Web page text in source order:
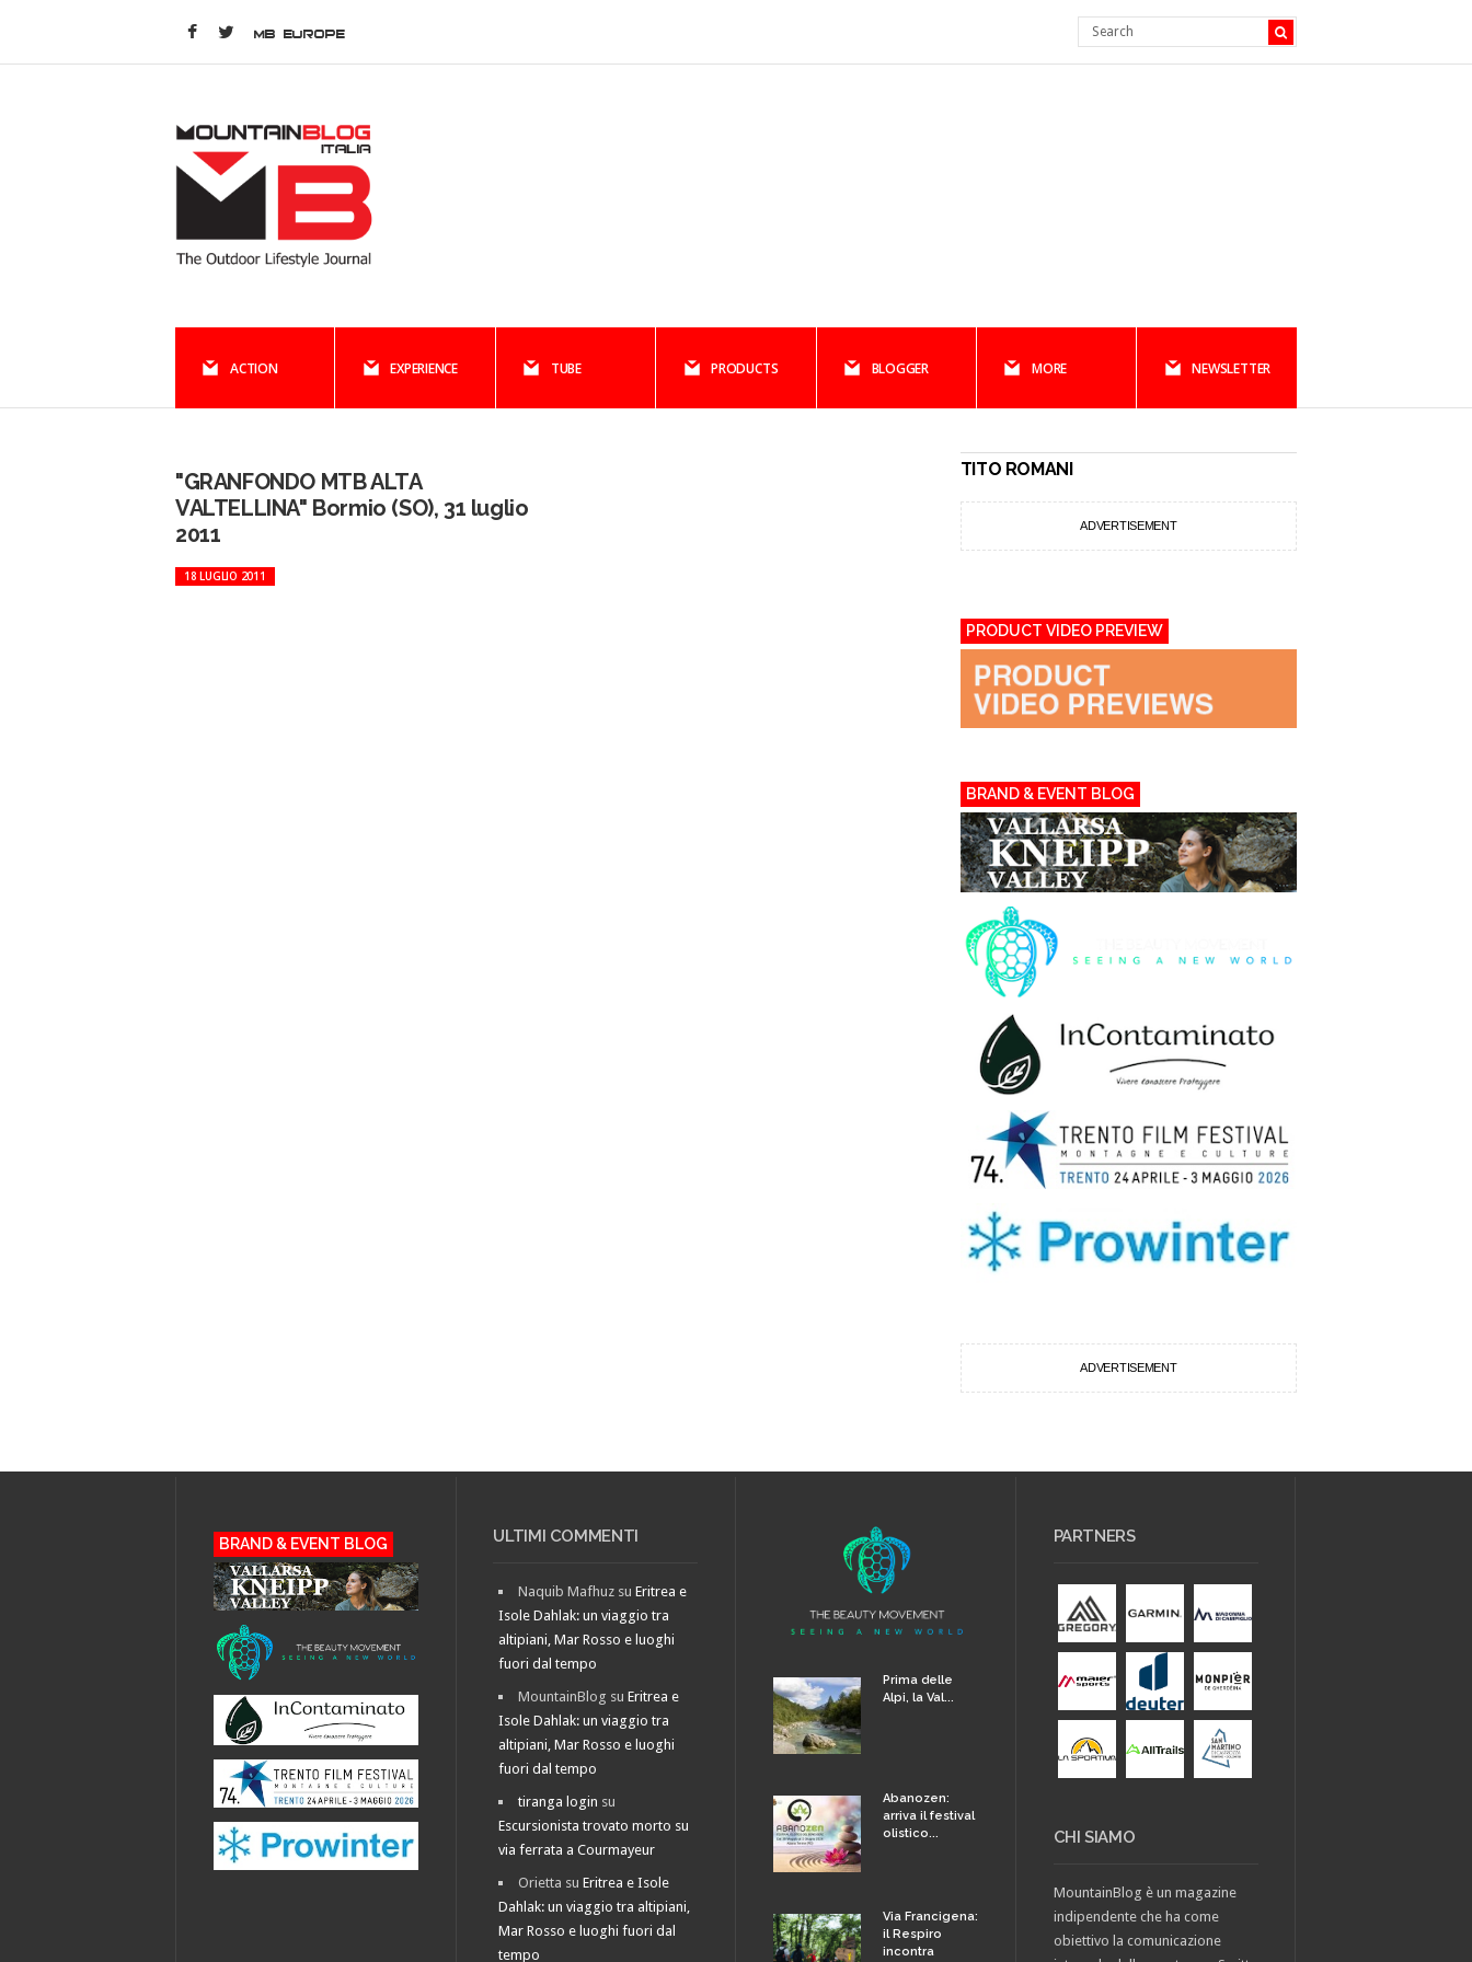
MB EUROPE
ACTION EXPERIENCE TUBE PRODUCTS BLOGGER MORE NEWSLETTER
"GRANFONDO MTB ALTA
VALTELLINA" Bormio (SO), 31 luglio
2011
18 LUGLIO 2011
TITO ROMANI
ADVERTISEMENT
PRODUCT VIDEO PREVIEW
BRAND & EVENT BLOG
ADVERTISEMENT
BRAND & EVENT BLOG ULTIMI COMMENTI
Naquib Mafhuz suEritrea e
Isole Dahlak: un viaggio tra
altipiani, Mar Rosso e luoghi
fuori dal tempo
MountainBlog suEritrea e
Isole Dahlak: un viaggio tra
altipiani, Mar Rosso e luoghi
fuori dal tempo
tiranga login su
Escursionista trovato morto su
via ferrata a Courmayeur
Orietta suEritrea e Isole
Dahlak: un viaggio tra altipiani,
Mar Rosso e luoghi fuori dal
tempo
Prima delle
Alpi, la Val...
Abanozen:
arriva il festival
olistico...
Via Francigena:
il Respiro
incontra
PARTNERS
CHI SIAMO
MountainBlog è un magazine
indipendente che ha come
obiettivo la comunicazione